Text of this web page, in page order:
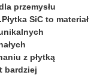
przemysłu
SiC to materiał
z płytką
bardziej